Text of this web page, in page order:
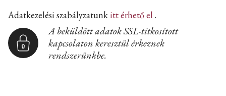
Adatkezelési szabályzatunkitt érhető el .
A beküldött adatok SSL-titkosított
kapcsolaton keresztül érkeznek
rendszerünkbe.